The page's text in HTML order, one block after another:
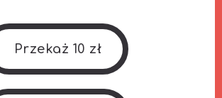
Przekaż 10 zł